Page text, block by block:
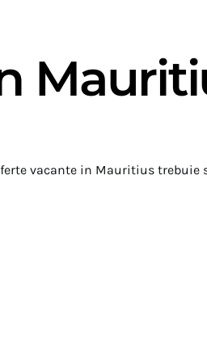
vacante in Mauritius trebuie